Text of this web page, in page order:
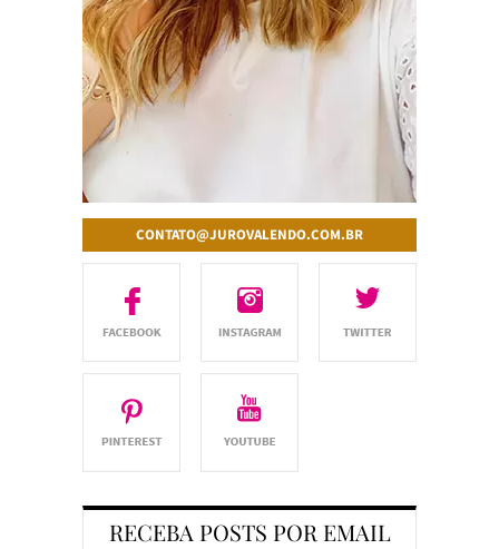
CONTATO@JUROVALENDO.COM.BR
RECEBA POSTS POR EMAIL